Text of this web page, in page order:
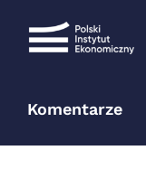
Komentarze